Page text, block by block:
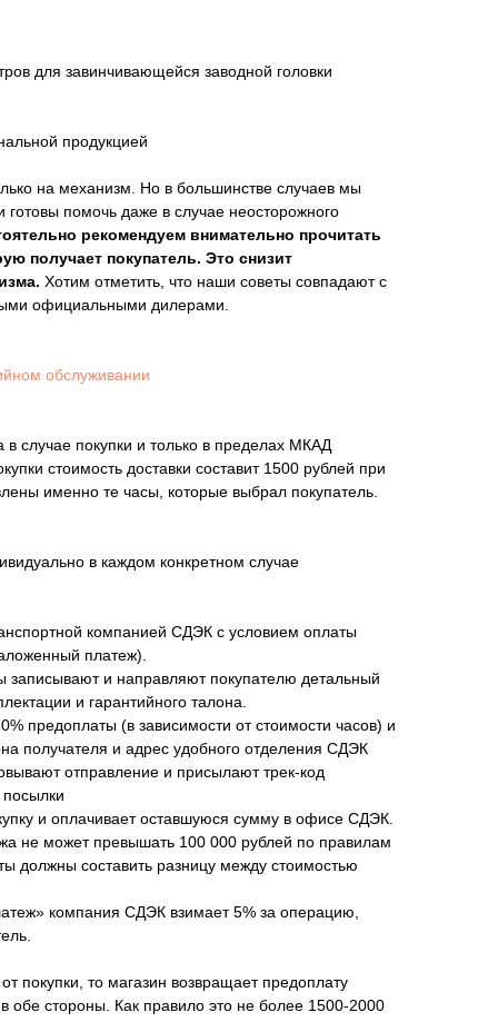
для завинчивающейся заводной головки
продукцией
на механизм. Но в большинстве случаев мы
готовы помочь даже в случае неосторожного
рекомендуем внимательно прочитать
получает покупатель. Это снизит
Хотим отметить, что наши советы совпадают с
официальными дилерами.
обслуживании
в случае покупки и только в пределах МКАД
стоимость доставки составит 1500 рублей при
именно те часы, которые выбрал покупатель.
в каждом конкретном случае
компанией СДЭК с условием оплаты
платеж).
и направляют покупателю детальный
и гарантийного талона.
предоплаты (в зависимости от стоимости часов) и
получателя и адрес удобного отделения СДЭК
отправление и присылают трек-код
и оплачивает оставшуюся сумму в офисе СДЭК.
не может превышать 100 000 рублей по правилам
должны составить разницу между стоимостью
компания СДЭК взимает 5% за операцию,
покупки, то магазин возвращает предоплату
обе стороны. Как правило это не более 1500-2000